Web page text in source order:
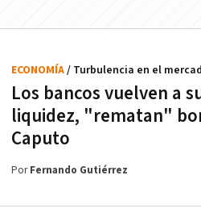
Los bancos vuelven a
liquidez, "rematan"
Caputo
ECONOMÍA/ Turbulencia en el
PorFernando Gutiérrez